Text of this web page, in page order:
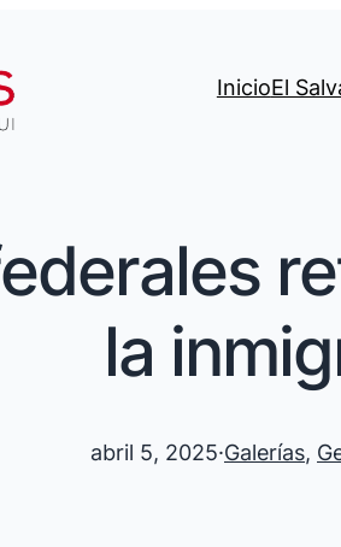
InicioEl
la
abril 5, 2025·Galerías,